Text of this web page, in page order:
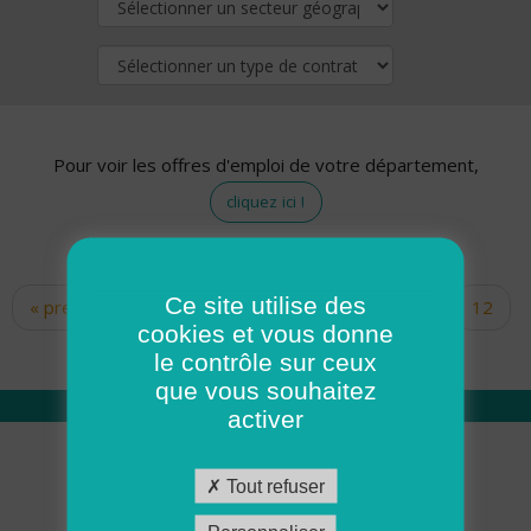
Pour voir les offres d'emploi de votre département,
cliquez ici !
Pages
« premier ‹ précédent … 10
12
14 15 16 17
Qui sommes nous
Académie ADMR
Ce site utilise des
cookies et vous donne
le contrôle sur ceux
que vous souhaitez
activer
Tout refuser